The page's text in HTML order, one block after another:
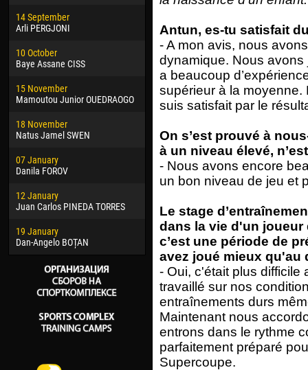
14 September
Arli PERGJONI
10 October
Baye Assane CISS
15 November
Mamoutou Junior OUEDRAOGO
18 November
Natus Jamel SWEN
07 January
Danila FOROV
12 January
Juan Carlos PINEDA TORRES
19 January
Dan-Angelo BOȚAN
24 February
02 March
Veaceslav COZMA
09 March
Emmanuel AFETSE
20 March
22 March
Samba KONÉ
26 March
28 March
Raí LOPES DE OLIVEIRA
13
15
24
28
10
15
Jair
Antun, es-tu satisfait
- A mon avis, nous
dynamique. Nous
a beaucoup
supérieur à la moyenne.
suis satisfait par le
On s’est prouvé à
à un niveau élevé,
- Nous avons encore
un bon niveau de jeu et
Le stage
dans la vie d'un joueur
c’est une période de
avez joué mieux qu'au
- Oui, c'était plus
travaillé sur nos
entraînements durs
Maintenant nous
entrons dans le rythme
parfaitement préparé
Supercoupe.